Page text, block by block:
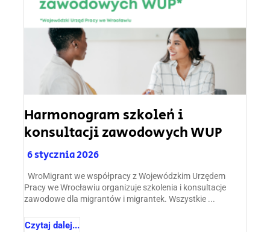
Harmonogram szkoleń i
konsultacji zawodowych WUP
6 stycznia 2026
WroMigrant we współpracy z Wojewódzkim Urzędem
Pracy we Wrocławiu organizuje szkolenia i konsultacje
zawodowe dla migrantów i migrantek. Wszystkie ...
Czytaj dalej...